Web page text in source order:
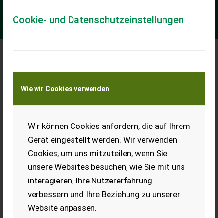
Cookie- und Datenschutzeinstellungen
Wie wir Cookies verwenden
Wir können Cookies anfordern, die auf Ihrem
Gerät eingestellt werden. Wir verwenden
Cookies, um uns mitzuteilen, wenn Sie
unsere Websites besuchen, wie Sie mit uns
interagieren, Ihre Nutzererfahrung
verbessern und Ihre Beziehung zu unserer
Website anpassen.
Meine Transportkostenanfrage
Transport von Land- und Baumaschinen –
KEINE Tiertransporte
Fendt 724 Vario
Service gemacht Drehlich
li+re 50 KM/H EHR-REGELUNG
KRAFTHEBER EW
OBERLENKER SK HYDR.
FRONTKRAFTH.KAT.2
LAGE/ENT...